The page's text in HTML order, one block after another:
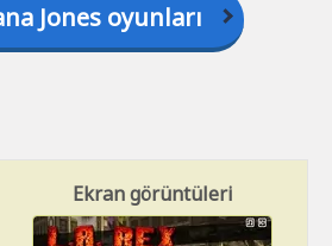
Jones oyunları
Ekran görüntüleri